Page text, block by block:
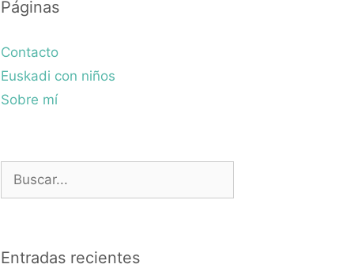
Páginas
Contacto
Euskadi con niños
Sobre mí
Entradas recientes